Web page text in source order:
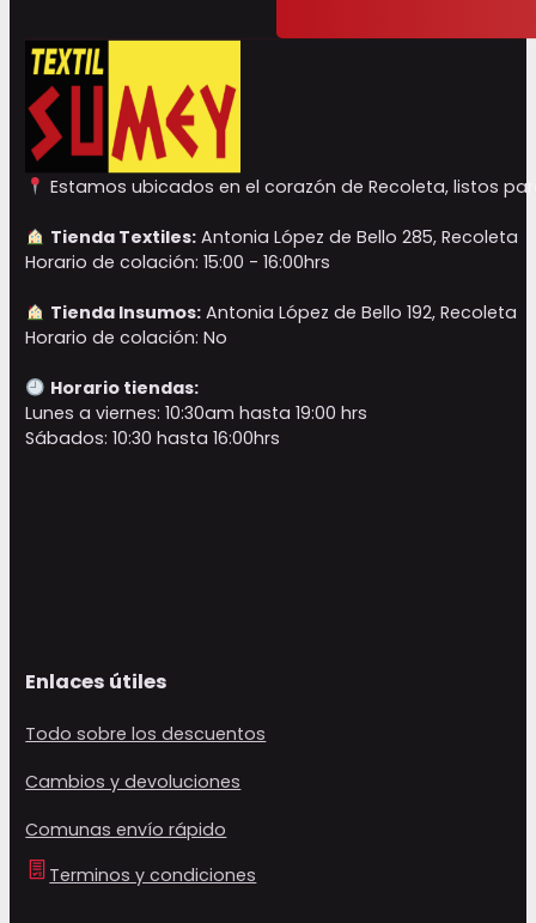
Estamos ubicados en el corazón de Recoleta, listos
Tienda Textiles:Antonia López de Bello 285, Recoleta
Horario de colación: 15:00 - 16:00hrs
Tienda Insumos:Antonia López de Bello 192, Recoleta
Horario de colación: No
Horario tiendas:
Lunes a viernes: 10:30am hasta 19:00 hrs
Sábados: 10:30 hasta 16:00hrs
Enlaces útiles
Todo sobre los descuentos
Cambios y devoluciones
Comunas envío rápido
Terminos y condiciones